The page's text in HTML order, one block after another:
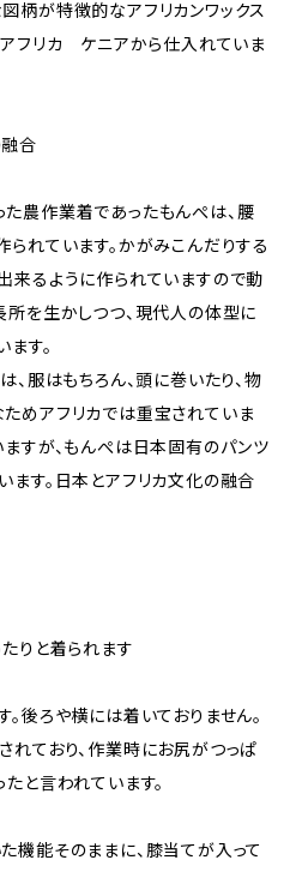
柄が特徴的なアフリカンワックス
アフリカ ケニアから仕入れていま
合
農作業着であったもんぺは、腰
れています。かがみこんだりする
来るように作られていますので動
所を生かしつつ、現代人の体型に
す。
、服はもちろん、頭に巻いたり、物
めアフリカでは重宝されていま
ますが、もんぺは日本固有のパンツ
ます。日本とアフリカ文化の融合
りと着られます
後ろや横には着いておりません。
れており、作業時にお尻がつっぱ
と言われています。
機能そのままに、膝当てが入って